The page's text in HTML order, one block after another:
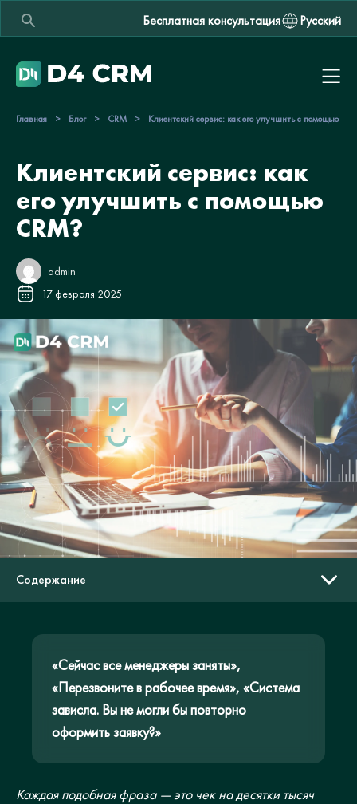
Бесплатная консультация Русский
Главная > Блог > CRM > Клиентский сервис: как его улучшить с помощью
Клиентский сервис: как
его улучшить с помощью
CRM?
admin
17 февраля 2025
Cодержание
Клиентский сервис в продажах: сервис продает лучше
Как привлечь и удержать клиента с помощью CRM
маркетинга?
Считаем выгоду в цифрах
Как начать экономить уже сегодня?
«Сейчас все менеджеры заняты»,
«Перезвоните в рабочее время», «Система
зависла. Вы не могли бы повторно
оформить заявку?»
Каждая подобная фраза — это чек на десятки тысяч